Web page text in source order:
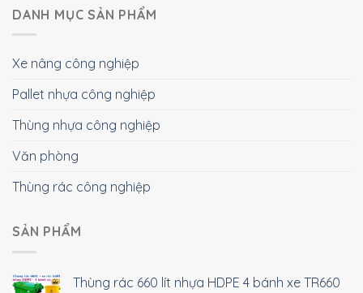
DANH MỤC SẢN PHẨM
Xe nâng công nghiệp
Pallet nhựa công nghiệp
Thùng nhựa công nghiệp
Văn phòng
Thùng rác công nghiệp
SẢN PHẨM
Thùng rác 660 lít nhựa HDPE 4 bánh xe TR660